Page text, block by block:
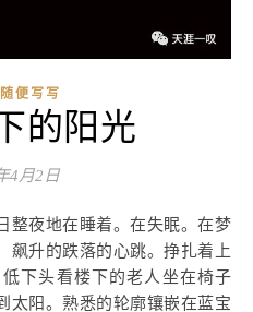
随便写写
的阳光
4月2日
飙升的跌落的心跳。挣扎着上
下头看楼下的老人坐在椅子
太阳。熟悉的轮廓镶嵌在蓝宝